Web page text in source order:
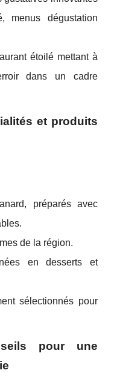
menus dégustation
étoilé mettant à
dans un cadre
et produits
préparés avec
de la région.
en desserts et
sélectionnés pour
pour une